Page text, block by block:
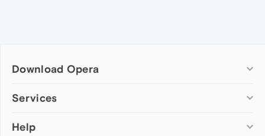
Download Opera
Computer browsers
Opera for Mac
Services
Add-ons
Help